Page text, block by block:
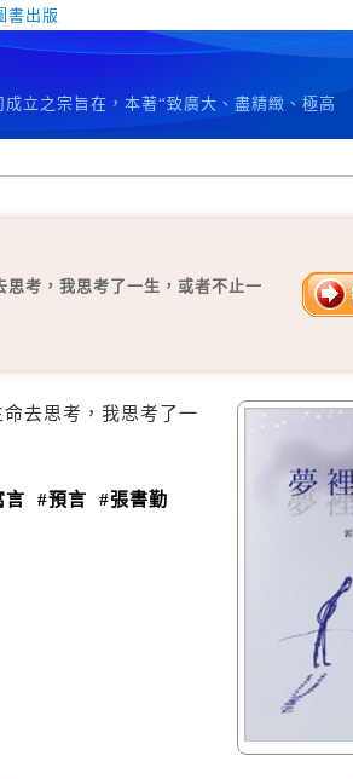
書出版
立之宗旨在，本著“致廣大、盡精緻、極高
考，我思考了一生，或者不止一
去思考，我思考了一
言 #預言 #張書勤